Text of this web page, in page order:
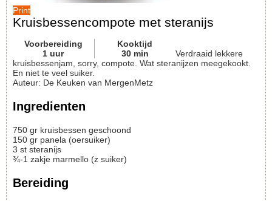
Print
Kruisbessencompote met steranijs
Voorbereiding
1 uur
Kooktijd
30 min
Verdraaid lekkere
kruisbessenjam, sorry, compote. Wat steranijzen meegekookt.
En niet te veel suiker.
Auteur: De Keuken van MergenMetz
Ingredienten
750 gr kruisbessen geschoond
150 gr panela (oersuiker)
3 st steranijs
¾-1 zakje marmello (z suiker)
Bereiding